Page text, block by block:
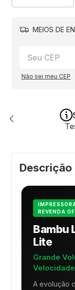
MEIOS DE
Não sei meu CEP
Descrição
REVENDA
Bambu
Lite
Grande
Velocidade
A evolução